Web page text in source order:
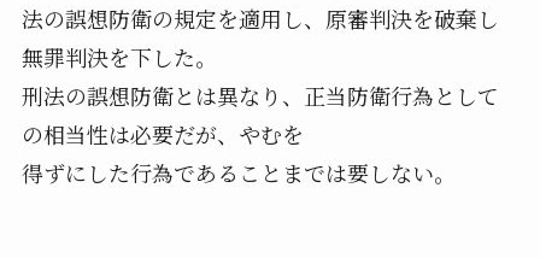
法の誤想防衛の規定を適用し、原審判決を破棄し
無罪判決を下した。
刑法の誤想防衛とは異なり、正当防衛行為として
の相当性は必要だが、やむを
得ずにした行為であることまでは要しない。